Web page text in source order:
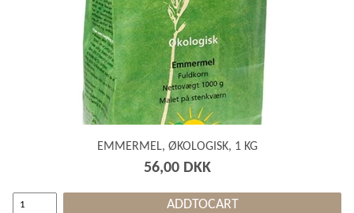
EMMERMEL, ØKOLOGISK, 1 KG
56,00 DKK
ADDTOCART